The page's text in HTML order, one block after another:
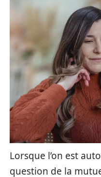
Lorsque l’on est
question de la